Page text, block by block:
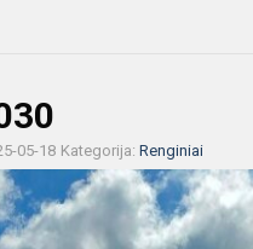
05-18 Kategorija: Renginiai